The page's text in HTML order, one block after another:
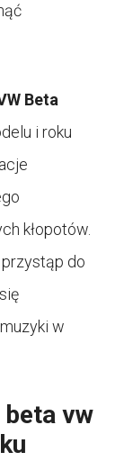
Beta
i roku
kłopotów.
do
w
vw